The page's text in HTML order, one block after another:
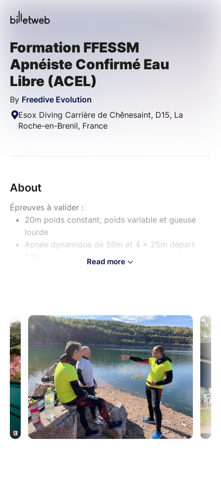
Formation FFESSM
Apnéiste Confirmé Eau
Libre (ACEL)
By Freedive Evolution
Esox Diving Carrière de Chênesaint, D15, La
Roche-en-Brenil, France
About
Épreuves à valider :
20m poids constant, poids variable et gueuse
lourde
Apnée dynamique de 50m et 4 x 25m départ
Le candidat doit être déjà prêt.
Attention cette formation nécessite le RIFAA et d'être
déjà titulaire de l'AEL ou de l'AP (ou A2). Nous
consulter si ce n'est pas le cas.
Read more